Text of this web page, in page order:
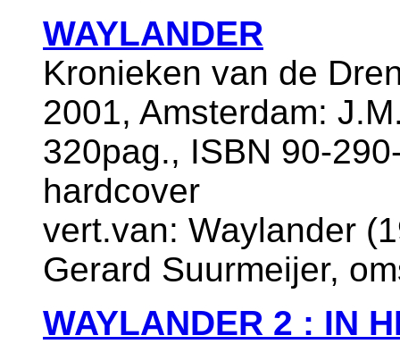
WAYLANDER
Kronieken van de
2001, Amsterdam:
320pag., ISBN 90-
hardcover
vert.van: Waylander
Gerard Suurmeijer,
WAYLANDER 2 : IN